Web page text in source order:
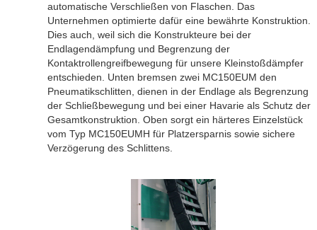
automatische Verschließen von Flaschen. Das
Unternehmen optimierte dafür eine bewährte Konstruktion.
Dies auch, weil sich die Konstrukteure bei der
Endlagendämpfung und Begrenzung der
Kontaktrollengreifbewegung für unsere Kleinstoßdämpfer
entschieden. Unten bremsen zwei MC150EUM den
Pneumatikschlitten, dienen in der Endlage als Begrenzung
der Schließbewegung und bei einer Havarie als Schutz der
Gesamtkonstruktion. Oben sorgt ein härteres Einzelstück
vom Typ MC150EUMH für Platzersparnis sowie sichere
Verzögerung des Schlittens.